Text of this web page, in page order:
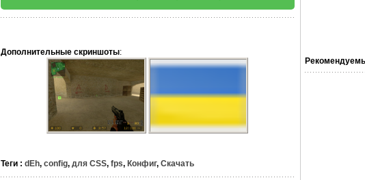
Дополнительные скриншоты:
Теги : dEh, config, для CSS, fps, Конфиг, Скачать